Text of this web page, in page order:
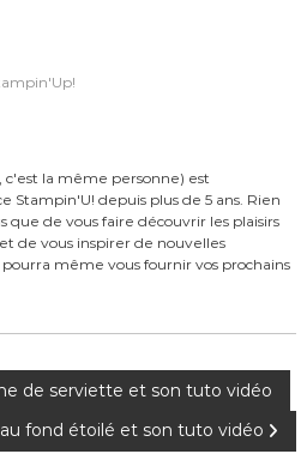
c'est la même personne) est
Stampin'U! depuis plus de 5 ans. Rien
que de vous faire découvrir les plaisirs
de vous inspirer de nouvelles
même vous fournir vos prochains
de serviette et son tuto vidéo
fond étoilé et son tuto vidéo